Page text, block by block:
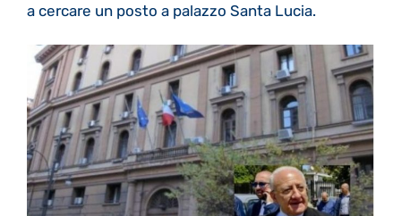
a cercare un posto a palazzo Santa Lucia.